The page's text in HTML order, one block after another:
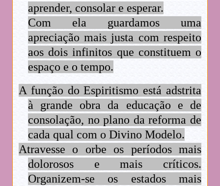
aprender, consolar e esperar.
Com ela guardamos uma
apreciação mais justa com respeito
aos dois infinitos que constituem o
espaço e o tempo.
A função do Espiritismo está adstrita
à grande obra da educação e de
consolação, no plano da reforma de
cada qual com o Divino Modelo.
Atravesse o orbe os períodos mais
dolorosos e mais críticos.
Organizem-se os estados mais